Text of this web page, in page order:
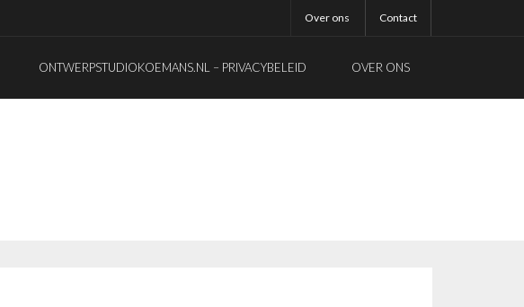
Over ons Contact
ONTWERPSTUDIOKOEMANS.NL – PRIVACYBELEID OVER ONS